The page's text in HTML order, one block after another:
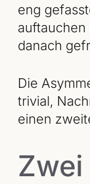
eng
auftauchen
danach
Die
trivial,
einen
Zwei